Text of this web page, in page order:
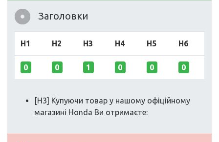
Заголовки
H1 H2 H3 H4 H5 H6
0 0 1 0 0 0
[H3] Купуючи товар у нашому офіційному
магазині Honda Ви отримаєте: